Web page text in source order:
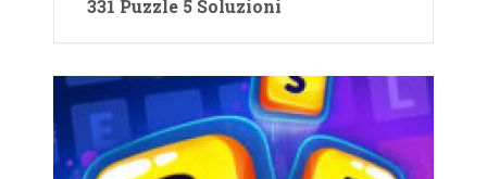
331 Puzzle 5 Soluzioni